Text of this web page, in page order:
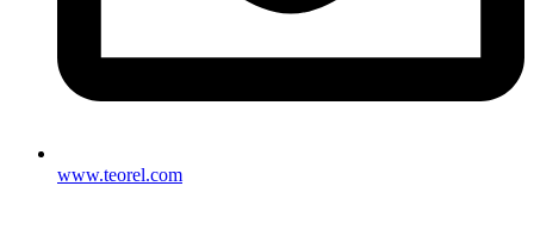
www.teorel.com